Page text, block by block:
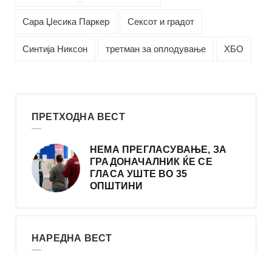
Сара Џесика Паркер Сексот и градот
Синтија Никсон третман за оплодување ХБО
ПРЕТХОДНА ВЕСТ
НЕМА ПРЕГЛАСУВАЊЕ, ЗА
ГРАДОНАЧАЛНИК ЌЕ СЕ
ГЛАСА УШТЕ ВО 35
ОПШТИНИ
НАРЕДНА ВЕСТ